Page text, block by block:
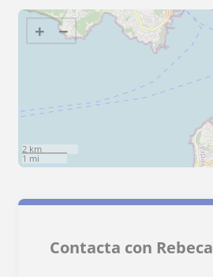
+ −
2 km
1 mi
Contacta con Rebeca